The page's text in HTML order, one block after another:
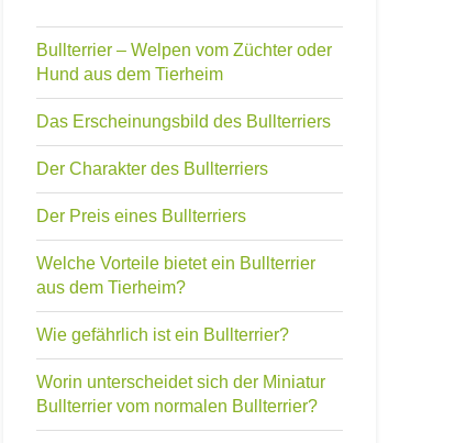
Bullterrier – Welpen vom Züchter oder
Hund aus dem Tierheim
Das Erscheinungsbild des Bullterriers
Der Charakter des Bullterriers
Der Preis eines Bullterriers
Welche Vorteile bietet ein Bullterrier
aus dem Tierheim?
Wie gefährlich ist ein Bullterrier?
Worin unterscheidet sich der Miniatur
Bullterrier vom normalen Bullterrier?